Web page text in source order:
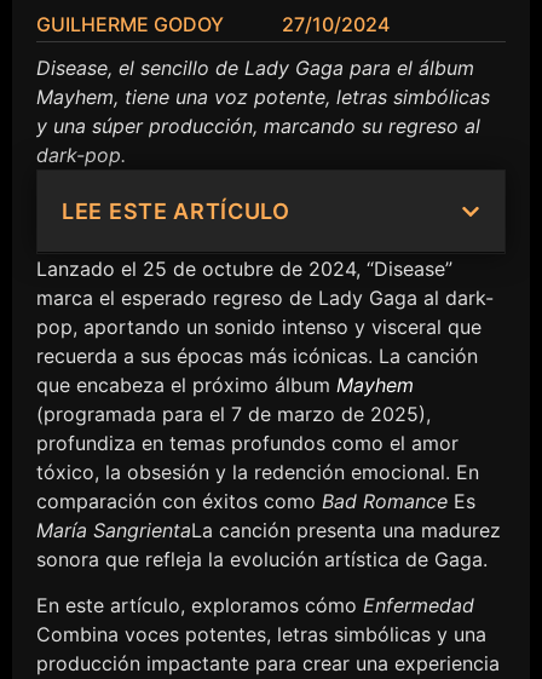
GUILHERME GODOY
27/10/2024
Disease, el sencillo de Lady Gaga para el álbum
Mayhem, tiene una voz potente, letras simbólicas
y una súper producción, marcando su regreso al
dark-pop.
LEE ESTE ARTÍCULO
Lanzado el 25 de octubre de 2024, “Disease”
marca el esperado regreso de Lady Gaga al dark-
pop, aportando un sonido intenso y visceral que
recuerda a sus épocas más icónicas. La canción
que encabeza el próximo álbum Mayhem
(programada para el 7 de marzo de 2025),
profundiza en temas profundos como el amor
tóxico, la obsesión y la redención emocional. En
comparación con éxitos como Bad Romance Es
María SangrientaLa canción presenta una madurez
sonora que refleja la evolución artística de Gaga.
En este artículo, exploramos cómo Enfermedad
Combina voces potentes, letras simbólicas y una
producción impactante para crear una experiencia